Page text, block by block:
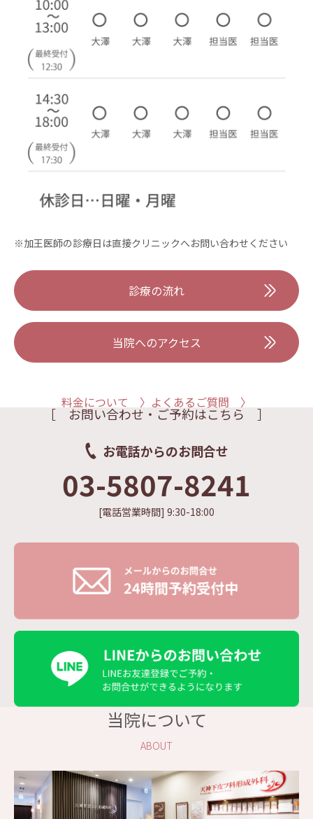
※加王医師の診療日は直接クリニックへお問い合わせください
診療の流れ
当院へのアクセス
料金について 〉 よくあるご質問 〉
［ お問い合わせ・ご予約はこちら ］
お電話からのお問合せ
03-5807-8241
[電話営業時間] 9:30-18:00
当院について
ABOUT